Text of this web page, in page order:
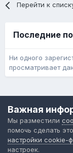
Перейти к
Последние
Ни одного
просматривает
Важная
Мы разместили
помочь сделать
настройки cookie-
настроек.